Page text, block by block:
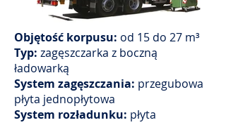
Objętość korpusu: od 15 do 27 m³
Typ: zagęszczarka z boczną
ładowarką
System zagęszczania: przegubowa
płyta jednopłytowa
System rozładunku: płyta